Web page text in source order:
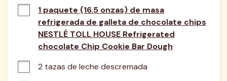
1 paquete (16.5 onzas) de masa
refrigerada de galleta de chocolate chips
NESTLÉ TOLL HOUSE Refrigerated
chocolate Chip Cookie Bar Dough
2 tazas de leche descremada